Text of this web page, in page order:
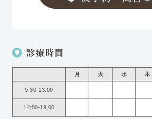
診療時間
月 火 水 木
9:30-13:00
14:00-19:00